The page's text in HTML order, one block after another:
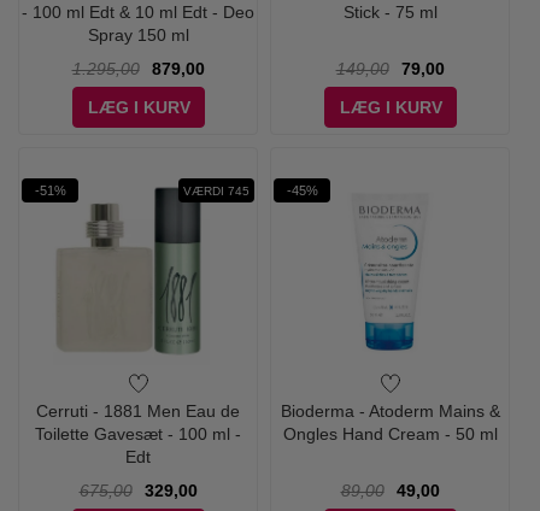
- 100 ml Edt & 10 ml Edt - Deo
Spray 150 ml
1.295,00
879,00
LÆG I KURV
Stick - 75 ml
149,00
79,00
LÆG I KURV
-51% VÆRDI 745
Cerruti - 1881 Men Eau de
Toilette Gavesæt - 100 ml -
Edt
675,00
329,00
-45%
Bioderma - Atoderm Mains &
Ongles Hand Cream - 50 ml
89,00
49,00